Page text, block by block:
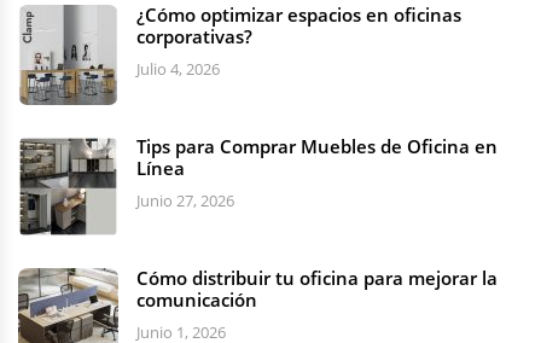
¿Cómo optimizar espacios en oficinas
corporativas?
Julio 4, 2026
Tips para Comprar Muebles de Oficina en
Línea
Junio 27, 2026
Cómo distribuir tu oficina para mejorar la
comunicación
Junio 1, 2026